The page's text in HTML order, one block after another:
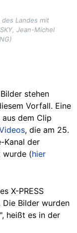
Landes mit
Jean-Michel
stehen
Vorfall. Eine
dem Clip
, die am 25.
Kanal der
wurde (hier
X-PRESS
Die Bilder wurden
heißt es in der